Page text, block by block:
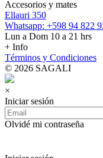
Accesorios y mates
Ellauri 350
Whatsapp: +598 94 822
Lun a Dom 10 a 21 hrs
+ Info
Términos y Condiciones
© 2026 SAGALI
×
Iniciar sesión
Olvidé mi contraseña